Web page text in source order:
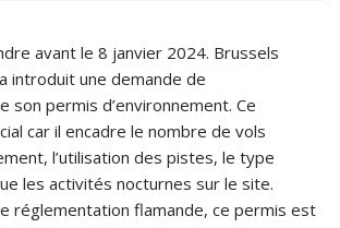
avant le 8 janvier 2024. Brussels
introduit une demande de
son permis d’environnement. Ce
car il encadre le nombre de vols
l’utilisation des pistes, le type
les activités nocturnes sur le site.
réglementation flamande, ce permis est